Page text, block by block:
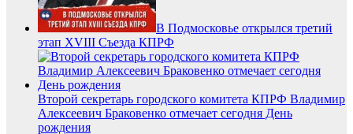
В Подмосковье открылся третий
этап XVIII Съезда КПРФ
Второй секретарь городского комитета КПРФ Владимир
Алексеевич Браковенко отмечает сегодня День
рождения